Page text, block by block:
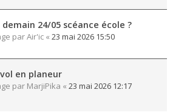
24/05 scéance école ?
parAir'ic « 23 mai 2026 15:50
en planeur
par MarjiPika « 23 mai 2026 12:17